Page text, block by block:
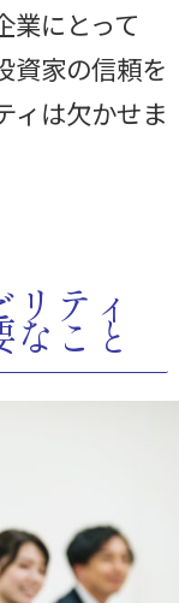
業にとって
資家の信頼を
ィは欠かせま
ティ
こと